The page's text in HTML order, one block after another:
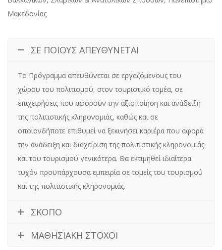
Μακεδονίας
ΣΕ ΠΟΙΟΥΣ ΑΠΕΥΘΥΝΕΤΑΙ
Το Πρόγραμμα απευθύνεται σε εργαζόμενους του
χώρου του πολιτισμού, στον τουριστικό τομέα, σε
επιχειρήσεις που αφορούν την αξιοποίηση και ανάδειξη
της πολιτιστικής κληρονομιάς, καθώς και σε
οποιονδήποτε επιθυμεί να ξεκινήσει καριέρα που αφορά
την ανάδειξη και διαχείριση της πολιτιστικής κληρονομιάς
και του τουρισμού γενικότερα. Θα εκτιμηθεί ιδιαίτερα
τυχόν προϋπάρχουσα εμπειρία σε τομείς του τουρισμού
και της πολιτιστικής κληρονομιάς.
ΣΚΟΠΟ
ΜΑΘΗΣΙΑΚΗ ΣΤΟΧΟΙ